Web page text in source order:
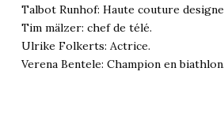
Talbot Runhof: Haute couture
Tim mälzer: chef de télé.
Ulrike Folkerts: Actrice.
Verena Bentele: Champion en biathlon.